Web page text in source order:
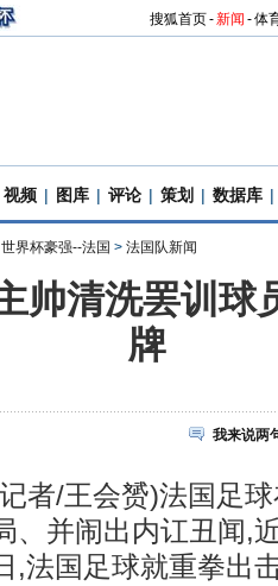
搜狐首页-新闻 -体
视频 | 图库 | 评论 | 策划 | 数据库 |
世界杯豪强--法国 > 法国队新闻
帅清洗罢训球
牌
我来说两
/王会赟)法国足球
、并闹出内讧丑闻,
,法国足球就重拳出